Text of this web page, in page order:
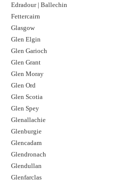
Edradour | Ballechin
Fettercairn
Glasgow
Glen Elgin
Glen Garioch
Glen Grant
Glen Moray
Glen Ord
Glen Scotia
Glen Spey
Glenallachie
Glenburgie
Glencadam
Glendronach
Glendullan
Glenfarclas